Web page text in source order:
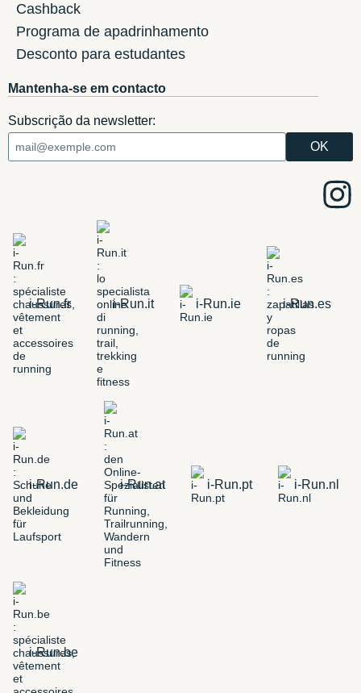
Cashback
Programa de apadrinhamento
Desconto para estudantes
Mantenha-se em contacto
Subscrição da newsletter:
i-Run.fr i-Run.it i-Run.ie i-Run.es
i-Run.de i-Run.at i-Run.pt i-Run.nl
i-Run.be